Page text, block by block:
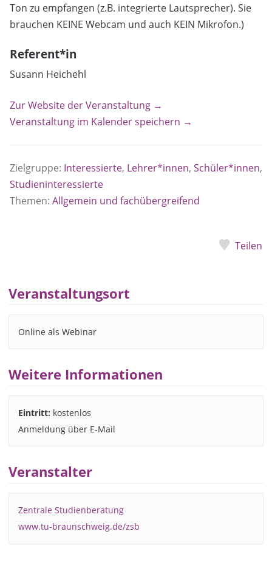
Ton zu empfangen (z.B. integrierte Lautsprecher). Sie
brauchen KEINE Webcam und auch KEIN Mikrofon.)
Referent*in
Susann Heichehl
Zur Website der Veranstaltung →
Veranstaltung im Kalender speichern →
Zielgruppe: Interessierte, Lehrer*innen, Schüler*innen,
Studieninteressierte
Themen: Allgemein und fachübergreifend
Teilen
Veranstaltungsort
Online als Webinar
Weitere Informationen
Eintritt: kostenlos
Anmeldung über E-Mail
Veranstalter
Zentrale Studienberatung
www.tu-braunschweig.de/zsb